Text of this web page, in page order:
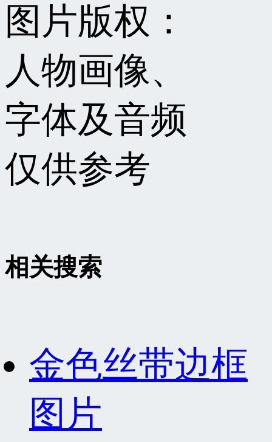
图片版权：
人物画像、
字体及音频
仅供参考
相关搜索
金色丝带边框
图片